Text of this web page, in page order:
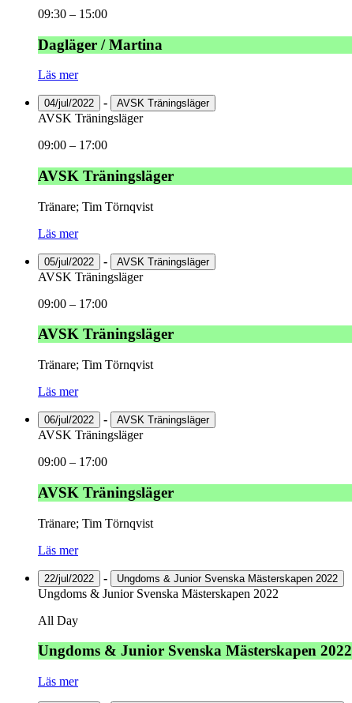
09:30 – 15:00
Dagläger / Martina
Läs mer
04/jul/2022 - AVSK Träningsläger
AVSK Träningsläger
09:00 – 17:00
AVSK Träningsläger
Tränare; Tim Törnqvist
Läs mer
05/jul/2022 - AVSK Träningsläger
AVSK Träningsläger
09:00 – 17:00
AVSK Träningsläger
Tränare; Tim Törnqvist
Läs mer
06/jul/2022 - AVSK Träningsläger
AVSK Träningsläger
09:00 – 17:00
AVSK Träningsläger
Tränare; Tim Törnqvist
Läs mer
22/jul/2022 - Ungdoms & Junior Svenska Mästerskapen 2022
Ungdoms & Junior Svenska Mästerskapen 2022
All Day
Ungdoms & Junior Svenska Mästerskapen 2022
Läs mer